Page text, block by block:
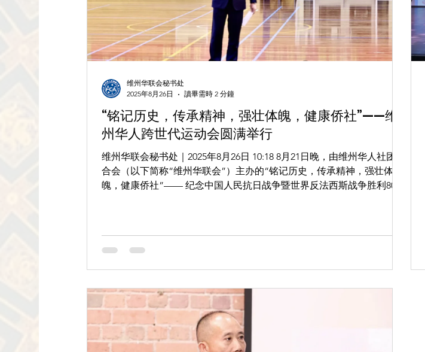
“铭记历史，传承精神，强壮体魄，健康侨社”——维
州华人跨世代运动会圆满举行
维州华联会秘书处｜2025年8月26日 10:18 8月21日晚，由维州华人社团联
合会（以下简称“维州华联会”）主办的“铭记历史，传承精神，强壮体
魄，健康侨社”—— 纪念中国人民抗日战争暨世界反法西斯战争胜利80周
现了维州华人团结向上、健康进取的精神风貌。 维州华联会主席陈运国
在欢迎致辞中指出，本次运动会不仅通过篮球、接力、拔河等项目展现
团结拼搏的精神力量，还通过现场的二战历史图片展唤起人们对和平与
团结的思考。他强调：“这样的跨世代聚会，既能唤起长辈们的记忆，也
能让年轻一代理解和平与责任的意义。” 本场运动会由维州华联会副秘书
长王映淼与澳大利亚博士沙龙副主席何旭共同主持。迎宾宫廷舞与舞蹈
《我爱你中国》为运动会拉开序幕，赢得阵阵掌声；由“文化中国·水立
维州华联会秘书处
2025年8月26日
讀畢需時 2 分鐘